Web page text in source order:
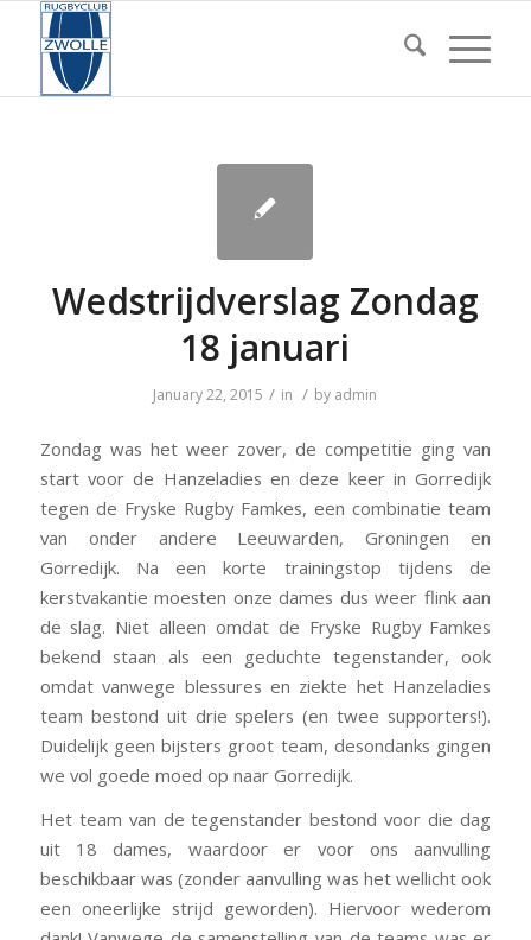
Wedstrijdverslag Zondag
18 januari
January 22, 2015 / in / by admin
Zondag was het weer zover, de competitie ging van
start voor de Hanzeladies en deze keer in Gorredijk
tegen de Fryske Rugby Famkes, een combinatie team
van onder andere Leeuwarden, Groningen en
Gorredijk. Na een korte trainingstop tijdens de
kerstvakantie moesten onze dames dus weer flink aan
de slag. Niet alleen omdat de Fryske Rugby Famkes
bekend staan als een geduchte tegenstander, ook
omdat vanwege blessures en ziekte het Hanzeladies
team bestond uit drie spelers (en twee supporters!).
Duidelijk geen bijsters groot team, desondanks gingen
we vol goede moed op naar Gorredijk.
Het team van de tegenstander bestond voor die dag
uit 18 dames, waardoor er voor ons aanvulling
beschikbaar was (zonder aanvulling was het wellicht ook
een oneerlijke strijd geworden). Hiervoor wederom